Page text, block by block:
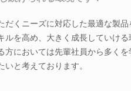
だくニーズに対応した最適な製品
ルを高め、大きく成長していけ
方においては先輩社員から多く
と考えております。